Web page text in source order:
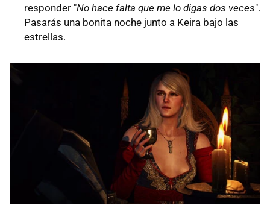
responder "No hace falta que me lo digas dos veces".
Pasarás una bonita noche junto a Keira bajo las
estrellas.